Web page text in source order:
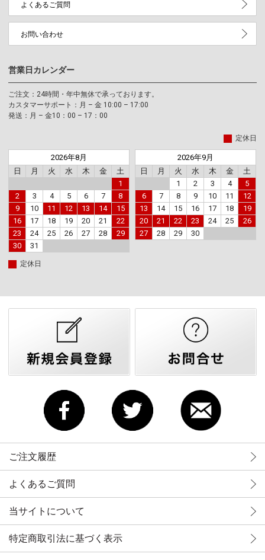
よくあるご質問
お問い合わせ
営業日カレンダー
ご注文：24時間・年中無休で承っております。
カスタマーサポート：月 – 金 10:00 – 17:00
発送：月 – 金10：00 – 17：00
定休日
2026年8月
日
月 火 水 木 金
土
1
2
3 4 5 6 7
8
9
10 11 12 13 14
15
16
17 18 19 20 21
22
23
24 25 26 27 28
29
30
31
2026年9月
日
月 火 水 木 金
土
1
2 3 4
5
6
7 8 9 10 11
12
13
14 15 16 17 18
19
20
21 22 23 24 25
26
27
28 29 30
定休日
ご注文履歴
よくあるご質問
当サイトについて
特定商取引法に基づく表示